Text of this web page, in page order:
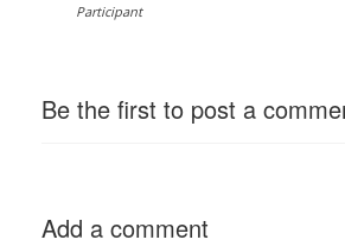
Participant
Be the first to post a
Add a comment